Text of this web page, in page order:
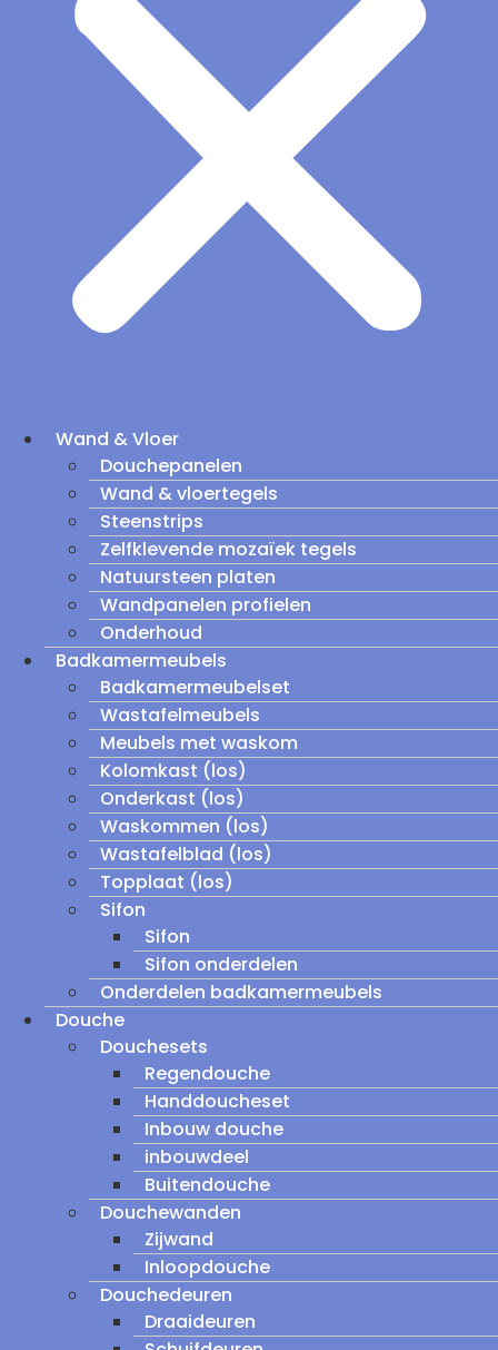
Wand & Vloer
Douchepanelen
Wand & vloertegels
Steenstrips
Zelfklevende mozaïek tegels
Natuursteen platen
Wandpanelen profielen
Onderhoud
Badkamermeubels
Badkamermeubelset
Wastafelmeubels
Meubels met waskom
Kolomkast (los)
Onderkast (los)
Waskommen (los)
Wastafelblad (los)
Topplaat (los)
Sifon
Sifon
Sifon onderdelen
Onderdelen badkamermeubels
Douche
Douchesets
Regendouche
Handdoucheset
Inbouw douche
inbouwdeel
Buitendouche
Douchewanden
Zijwand
Inloopdouche
Douchedeuren
Draaideuren